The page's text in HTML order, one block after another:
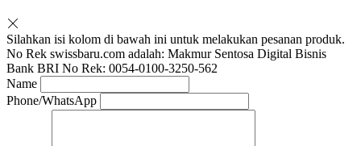
Silahkan isi kolom di bawah ini untuk melakukan pesanan produk.
No Rek swissbaru.com adalah: Makmur Sentosa Digital Bisnis
Bank BRI No Rek: 0054-0100-3250-562
Name
Phone/WhatsApp